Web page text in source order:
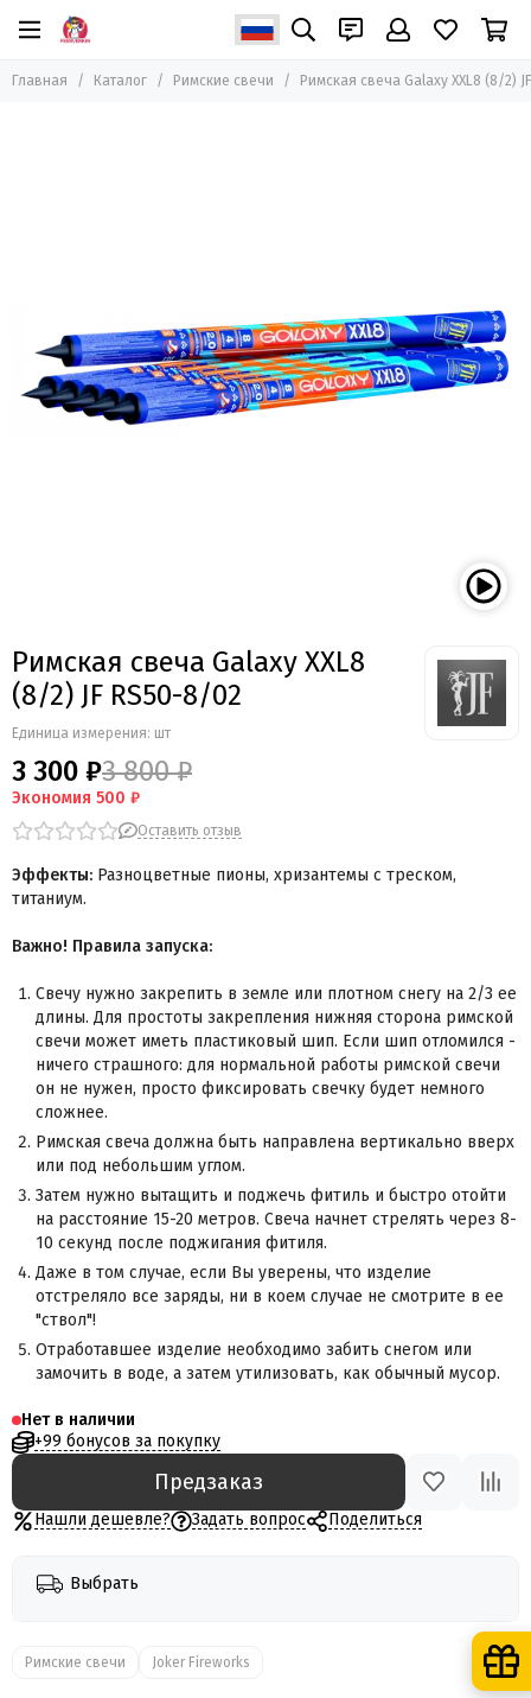
Главная Каталог Римские свечи Римская свеча Galaxy XXL8 (8/2)
Римская свеча Galaxy XXL8
(8/2) JF RS50-8/02
Единица измерения: шт
3 300 ₽3 800 ₽
Экономия 500 ₽
Оставить отзыв
Эффекты: Разноцветные пионы, хризантемы с треском,
титаниум.
Важно! Правила запуска:
Свечу нужно закрепить в земле или плотном снегу на 2/3 ее
длины. Для простоты закрепления нижняя сторона римской
свечи может иметь пластиковый шип. Если шип отломился -
ничего страшного: для нормальной работы римской свечи
он не нужен, просто фиксировать свечку будет немного
сложнее.
Римская свеча должна быть направлена вертикально вверх
или под небольшим углом.
Затем нужно вытащить и поджечь фитиль и быстро отойти
на расстояние 15-20 метров. Свеча начнет стрелять через 8-
10 секунд после поджигания фитиля.
Даже в том случае, если Вы уверены, что изделие
отстреляло все заряды, ни в коем случае не смотрите в ее
"ствол"!
Отработавшее изделие необходимо забить снегом или
замочить в воде, а затем утилизовать, как обычный мусор.
Нет в наличии
+99 бонусов за покупку
Предзаказ
Нашли дешевле? Задать вопрос Поделиться
Выбрать
Римские свечи Joker Fireworks